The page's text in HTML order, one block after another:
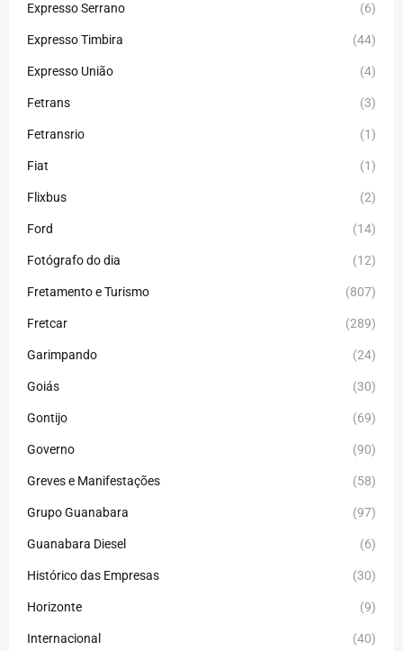
Expresso Serrano (6)
Expresso Timbira (44)
Expresso União (4)
Fetrans (3)
Fetransrio (1)
Fiat (1)
Flixbus (2)
Ford (14)
Fotógrafo do dia (12)
Fretamento e Turismo (807)
Fretcar (289)
Garimpando (24)
Goiás (30)
Gontijo (69)
Governo (90)
Greves e Manifestações (58)
Grupo Guanabara (97)
Guanabara Diesel (6)
Histórico das Empresas (30)
Horizonte (9)
Internacional (40)